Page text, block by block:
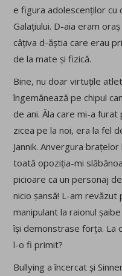
e figura adolescenților cu
Galațiului. D-aia eram
câțiva d-ăștia care erau
de la mate și fizică.
Bine, nu doar virtuțile
îngemănează pe chipul
de ani. Ăla care mi-a
zicea pe la noi, era la fel
Jannik. Anvergura
toată opoziția-mi
picioare ca un personaj
nicio șansă! L-am
manipulant la raionul
își demonstrase forța. La
l-o fi primit?
Bullying a încercat și